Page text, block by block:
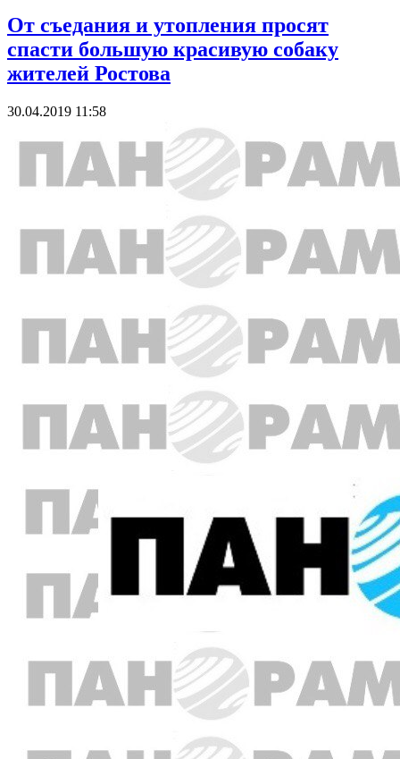
От съедания и утопления просят
спасти большую красивую собаку
жителей Ростова
30.04.2019 11:58